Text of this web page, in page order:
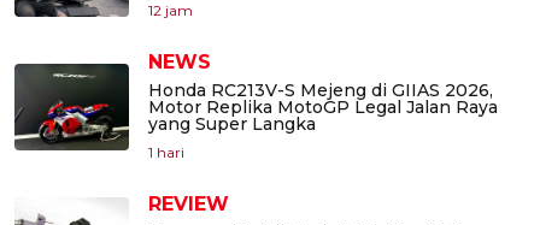
12 jam
NEWS
Honda RC213V-S Mejeng di GIIAS 2026,
Motor Replika MotoGP Legal Jalan Raya
yang Super Langka
1 hari
REVIEW